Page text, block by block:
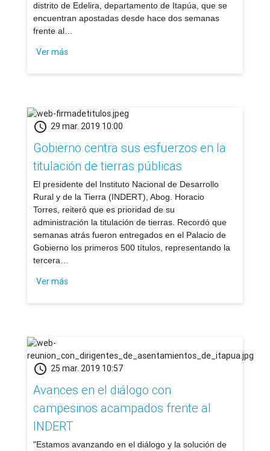
distrito de Edelira, departamento de Itapúa, que se
encuentran apostadas desde hace dos semanas
frente al…
Ver más
schedule 29 mar. 2019 10:00
Gobierno centra sus esfuerzos en la
titulación de tierras públicas
​El presidente del Instituto Nacional de Desarrollo
Rural y de la Tierra (INDERT), Abog. Horacio
Torres, reiteró que es prioridad de su
administración la titulación de tierras. Recordó que
semanas atrás fueron entregados en el Palacio de
Gobierno los primeros 500 títulos, representando la
tercera…
Ver más
schedule 25 mar. 2019 10:57
Avances en el diálogo con
campesinos acampados frente al
INDERT
​"Estamos avanzando en el diálogo y la solución de